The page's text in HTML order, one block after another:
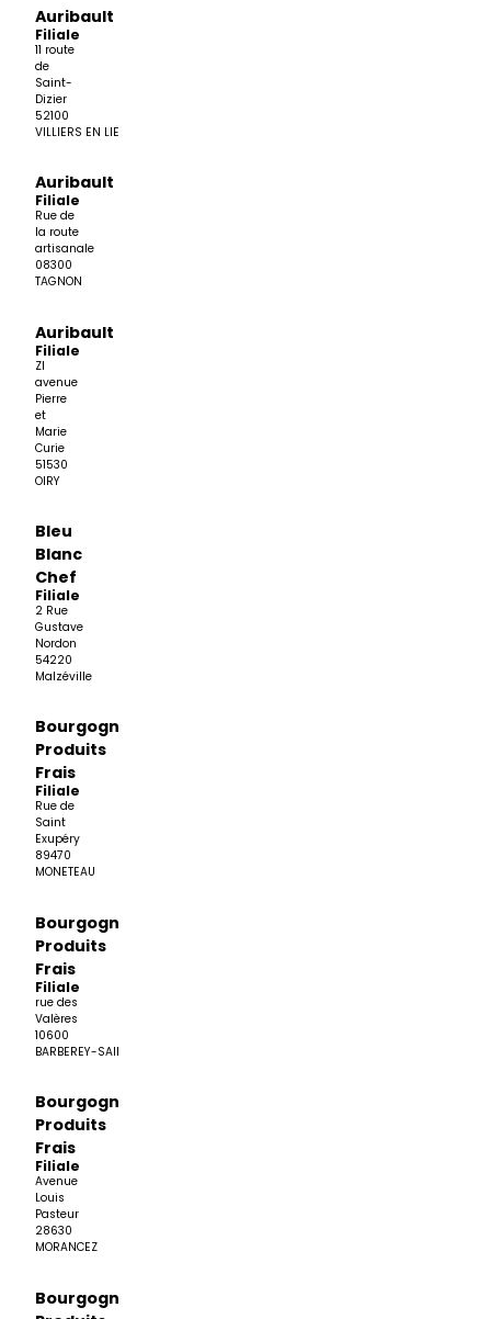
Auribault
Filiale
11 route
de
Saint-
Dizier
52100
VILLIERS EN LIEU
Auribault
Filiale
Rue de
la route
artisanale
08300
TAGNON
Auribault
Filiale
ZI
avenue
Pierre
et
Marie
Curie
51530
OIRY
Bleu
Blanc
Chef
Filiale
2 Rue
Gustave
Nordon
54220
Malzéville
Bourgogne
Produits
Frais
Filiale
Rue de
Saint
Exupéry
89470
MONETEAU
Bourgogne
Produits
Frais
Filiale
rue des
Valères
10600
BARBEREY-SAINT-SULPICE
Bourgogne
Produits
Frais
Filiale
Avenue
Louis
Pasteur
28630
MORANCEZ
Bourgogne